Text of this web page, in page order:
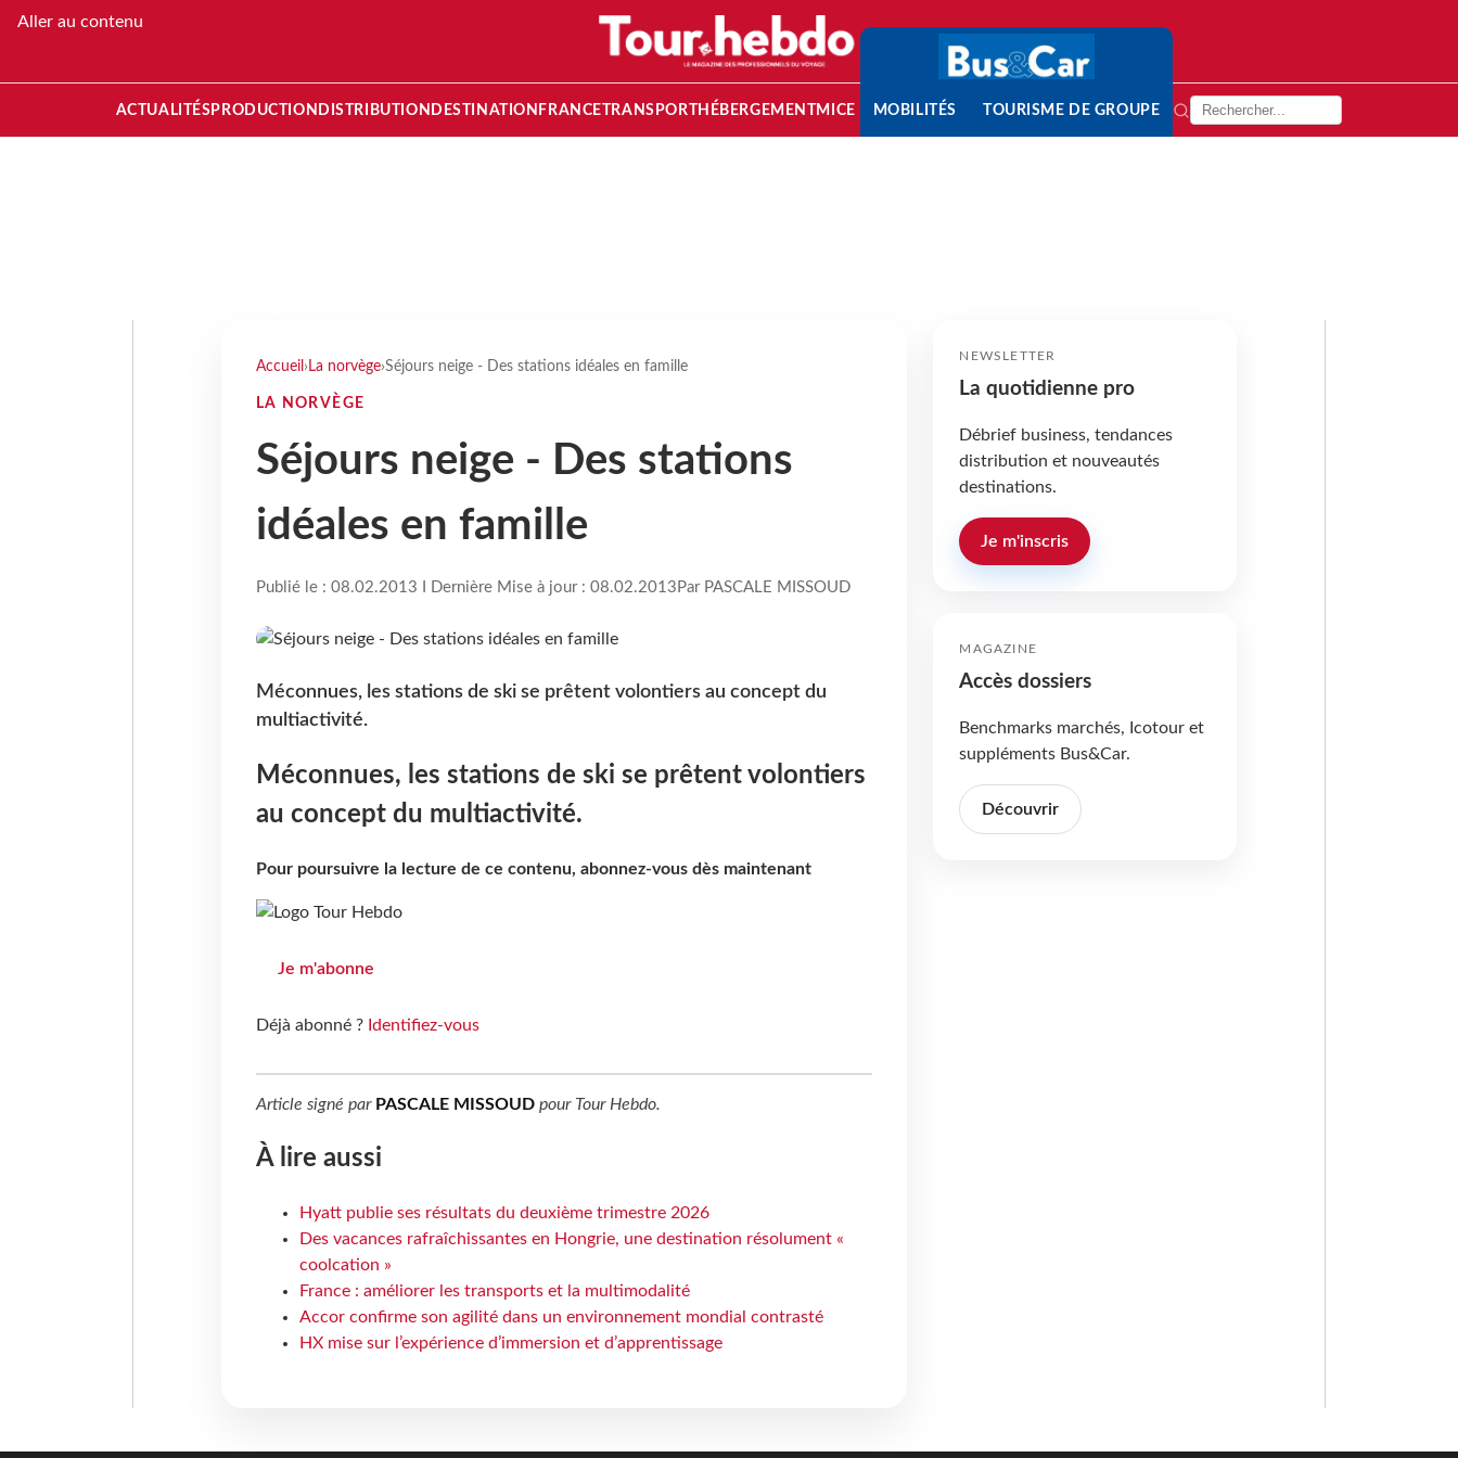
Aller au contenu
ACTUALITÉS PRODUCTION DISTRIBUTION DESTINATION FRANCETRANSPORT HÉBERGEMENTMICE MOBILITÉS TOURISME DE GROUPE
Accueil › La norvège›Séjours neige - Des stations idéales en famille
LA NORVÈGE
Séjours neige - Des stations
idéales en famille
Publié le : 08.02.2013 I Dernière Mise à jour : 08.02.2013 Par PASCALE MISSOUD
Méconnues, les stations de ski se prêtent volontiers au concept du
multiactivité.
Méconnues, les stations de ski se prêtent volontiers
au concept du multiactivité.
Pour poursuivre la lecture de ce contenu, abonnez-vous dès maintenant
Je m'abonne
Déjà abonné ? Identifiez-vous
Article signé par PASCALE MISSOUDpour Tour Hebdo.
À lire aussi
Hyatt publie ses résultats du deuxième trimestre 2026
Des vacances rafraîchissantes en Hongrie, une destination résolument «
coolcation »
France : améliorer les transports et la multimodalité
Accor confirme son agilité dans un environnement mondial contrasté
HX mise sur l’expérience d’immersion et d’apprentissage
NEWSLETTER
La quotidienne pro
Débrief business, tendances
distribution et nouveautés
destinations.
Je m'inscris
MAGAZINE
Accès dossiers
Benchmarks marchés, Icotour et
suppléments Bus&Car.
Découvrir